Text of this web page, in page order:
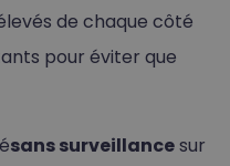
de chaque côté
pour éviter que
sans surveillancesur